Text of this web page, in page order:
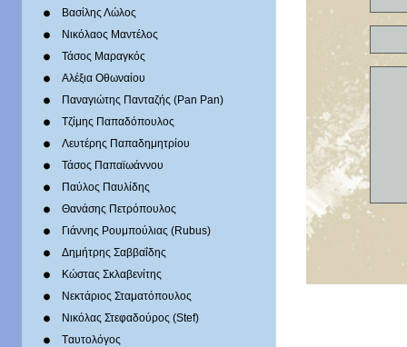
Βασίλης Λώλος
Νικόλαος Μαντέλος
Τάσος Μαραγκός
Αλέξια Οθωναίου
Παναγιώτης Πανταζής (Pan Pan)
Τζίμης Παπαδόπουλος
Λευτέρης Παπαδημητρίου
Τάσος Παπαϊωάννου
Παύλος Παυλίδης
Θανάσης Πετρόπουλος
Γιάννης Ρουμπούλιας (Rubus)
Δημήτρης Σαββαΐδης
Κώστας Σκλαβενίτης
Νεκτάριος Σταματόπουλος
Νικόλας Στεφαδούρος (Stef)
Tαυτολόγος